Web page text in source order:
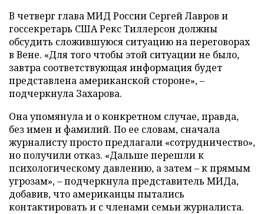
В четверг глава МИД России Сергей Лавров и
госсекретарь США Рекс Тиллерсон должны
обсудить сложившуюся ситуацию на переговорах
в Вене. «Для того чтобы этой ситуации не было,
завтра соответствующая информация будет
представлена американской стороне», –
подчеркнула Захарова.
Она упомянула и о конкретном случае, правда,
без имен и фамилий. По ее словам, сначала
журналисту просто предлагали «сотрудничество»,
но получили отказ. «Дальше перешли к
психологическому давлению, а затем – к прямым
угрозам», – подчеркнула представитель МИДа,
добавив, что американцы пытались
контактировать и с членами семьи журналиста.